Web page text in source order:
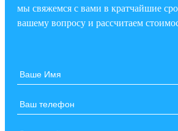
мы свяжемся с вами в кратчайшие
вашему вопросу и рассчитаем